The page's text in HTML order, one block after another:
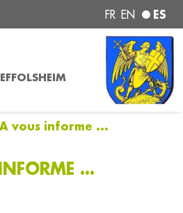
FR EN ES
vous informe ...
...